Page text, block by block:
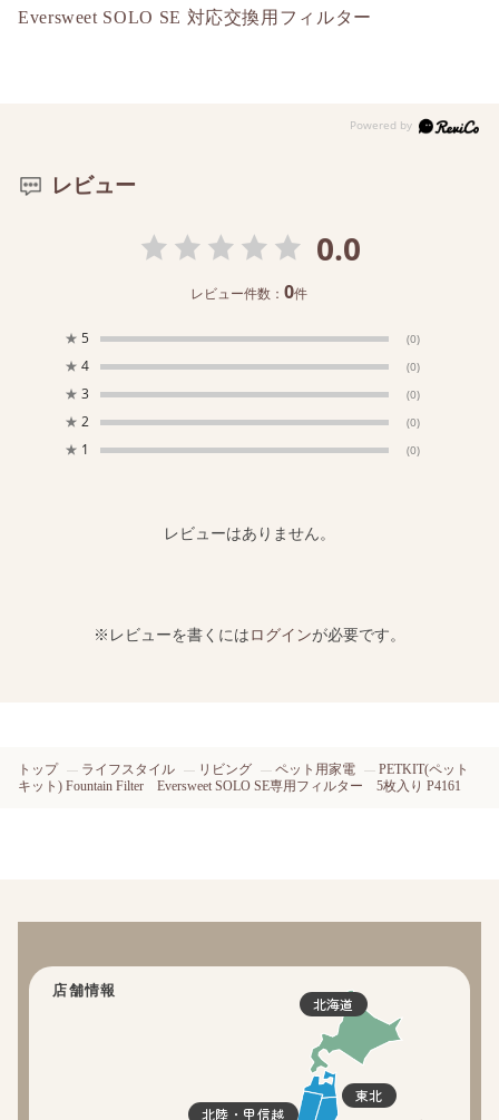
Eversweet SOLO SE 対応交換用フィルター
レビュー
0.0
レビュー件数：0件
★ 5 (0)
★ 4 (0)
★ 3 (0)
★ 2 (0)
★ 1 (0)
レビューはありません。
※レビューを書くにはログインが必要です。
トップ ライフスタイル リビング ペット用家電
PETKIT(ペット
キット) Fountain Filter Eversweet SOLO SE専用フィルター 5枚入り P4161
店舗情報
北海道
東北
北陸・甲信越